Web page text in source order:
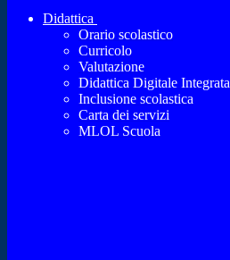
Didattica
Orario scolastico
Curricolo
Valutazione
Didattica Digitale Integrata
Inclusione scolastica
Carta dei servizi
MLOL Scuola